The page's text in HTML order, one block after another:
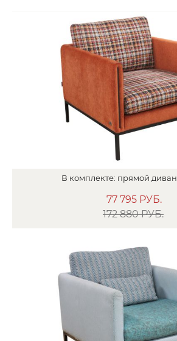
В комплекте: прямой диван
77 795 РУБ.
172 880 РУБ.